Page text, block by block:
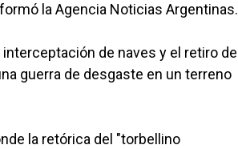
la Agencia Noticias Argentinas.
de naves y el retiro de
guerra de desgaste en un terreno
la retórica del "torbellino